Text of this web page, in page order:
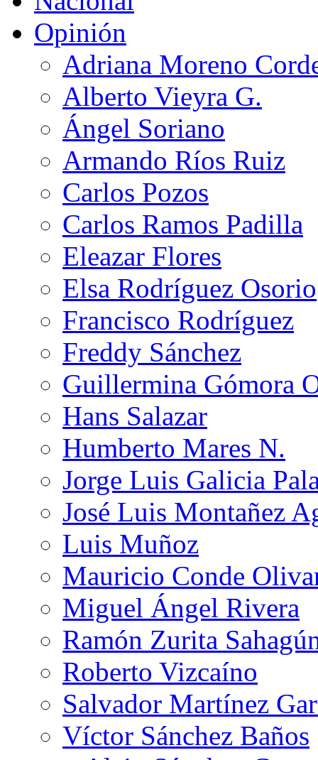
Opinión
Adriana Moreno
Alberto Vieyra G.
Ángel Soriano
Armando Ríos Ruiz
Carlos Pozos
Carlos Ramos Padilla
Eleazar Flores
Elsa Rodríguez Osorio
Francisco Rodríguez
Freddy Sánchez
Guillermina Gómora
Hans Salazar
Humberto Mares N.
Jorge Luis Galicia
José Luis Montañez
Luis Muñoz
Mauricio Conde
Miguel Ángel Rivera
Ramón Zurita
Roberto Vizcaíno
Salvador Martínez
Víctor Sánchez Baños